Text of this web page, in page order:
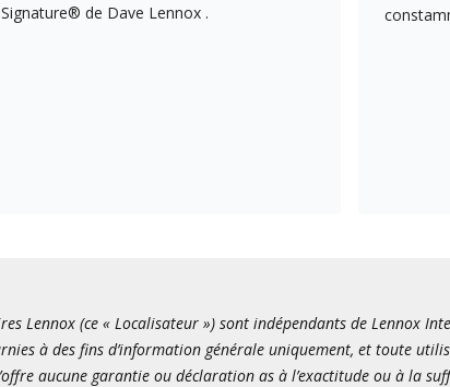
Signature® de Dave Lennox .
Lennox (ce « Localisateur ») sont indépendants de Lennox
à des fins d’information générale uniquement, et toute
aucune garantie ou déclaration as à l’exactitude ou à la